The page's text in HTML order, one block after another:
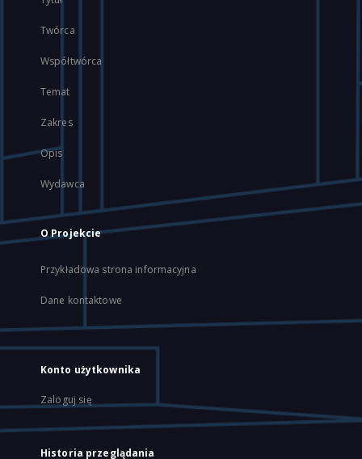
Twórca
Współtwórca
Temat
Zakres
Opis
Wydawca
O Projekcie
Przykładowa strona informacyjna
Dane kontaktowe
Konto użytkownika
Zaloguj się
Historia przeglądania